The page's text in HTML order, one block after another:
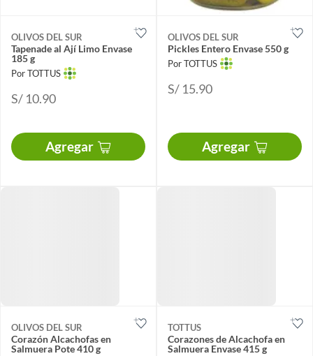
OLIVOS DEL SUR
Tapenade al Ají Limo Envase
185 g
Por TOTTUS
S/ 10.90
Agregar
OLIVOS DEL SUR
Pickles Entero Envase 550 g
Por TOTTUS
S/ 15.90
Agregar
OLIVOS DEL SUR
Corazón Alcachofas en
Salmuera Pote 410 g
TOTTUS
Corazones de Alcachofa en
Salmuera Envase 415 g